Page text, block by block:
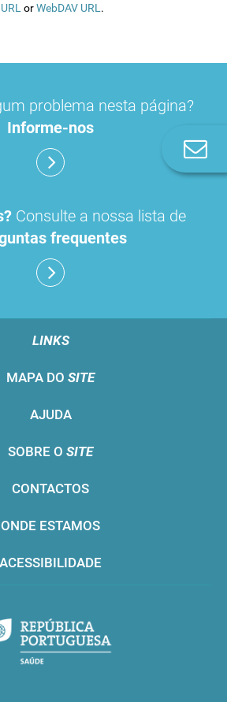
URL orWebDAV URL .
problema nesta página?
Informe-nos
Consulte a nossa lista de
frequentes
LINKS
MAPA DO SITE
AJUDA
SOBRE O SITE
CONTACTOS
ONDE ESTAMOS
ACESSIBILIDADE